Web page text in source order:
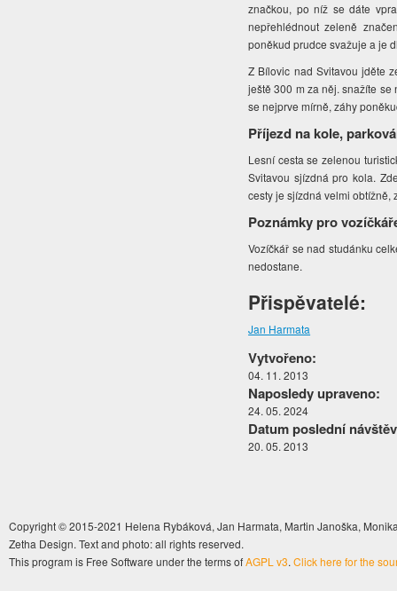
značkou, po níž se dáte
nepřehlédnout zeleně
poněkud prudce svažuje a je
Z Bílovic nad Svitavou jděte
ještě 300 m za něj. snažíte
se nejprve mírně, záhy
Příjezd na kole,
Lesní cesta se zelenou
Svitavou sjízdná pro kola.
cesty je sjízdná velmi obtížně,
Poznámky pro
Vozíčkář se nad studánku
nedostane.
Přispěvatelé:
Jan Harmata
Vytvořeno:
04. 11. 2013
Naposledy upraveno:
24. 05. 2024
Datum poslední
20. 05. 2013
Copyright © 2015-2021 Helena Rybáková, Jan Harmata, Martin Janoška,
Zetha Design. Text and photo: all rights reserved.
This program is Free Software under the terms ofAGPL v3. Click here for the